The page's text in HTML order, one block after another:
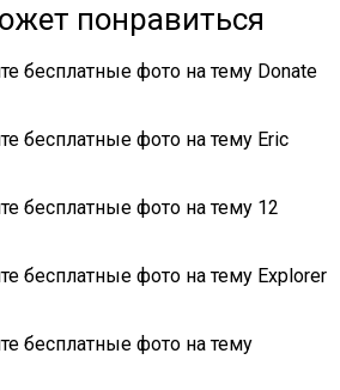
понравиться
бесплатные фото на тему Donate
бесплатные фото на тему Eric
бесплатные фото на тему 12
бесплатные фото на тему Explorer
бесплатные фото на тему